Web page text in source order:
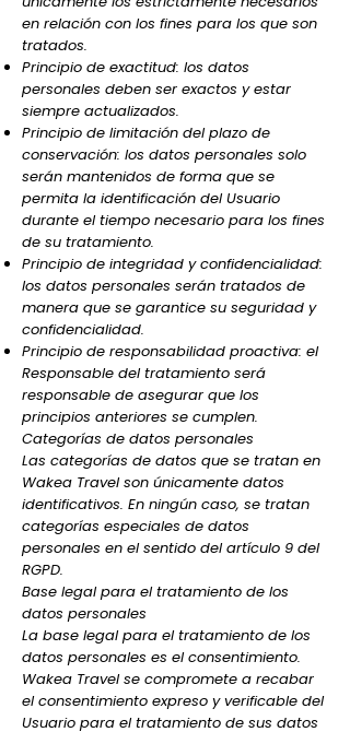
en relación con los fines para los que son
tratados.
Principio de exactitud: los datos
personales deben ser exactos y estar
siempre actualizados.
Principio de limitación del plazo de
conservación: los datos personales solo
serán mantenidos de forma que se
permita la identificación del Usuario
durante el tiempo necesario para los fines
de su tratamiento.
Principio de integridad y confidencialidad:
los datos personales serán tratados de
manera que se garantice su seguridad y
confidencialidad.
Principio de responsabilidad proactiva: el
Responsable del tratamiento será
responsable de asegurar que los
principios anteriores se cumplen.
Categorías de datos personales
Las categorías de datos que se tratan en
Wakea Travel son únicamente datos
identificativos. En ningún caso, se tratan
categorías especiales de datos
personales en el sentido del artículo 9 del
RGPD.
Base legal para el tratamiento de los
datos personales
La base legal para el tratamiento de los
datos personales es el consentimiento.
Wakea Travel se compromete a recabar
el consentimiento expreso y verificable del
Usuario para el tratamiento de sus datos